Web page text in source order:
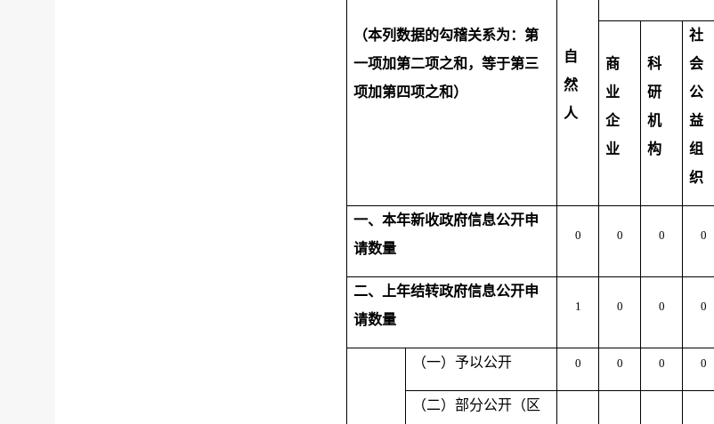
（本列数据的勾稽关系为：第
一项加第二项之和，等于第三
项加第四项之和）
自
然
人
商
业
企
业
科
研
机
构
社
会
公
益
组
织
一、本年新收政府信息公开申
请数量
0 0 0 0
二、上年结转政府信息公开申
请数量
1 0 0 0
（一）予以公开 0 0 0 0
（二）部分公开（区